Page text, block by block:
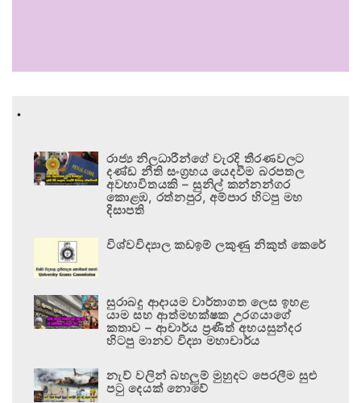
.
රාජ්‍ය නිලධාරීන්ගේ වැරදි තීරණවලට
දණ්ඩ නීති සංග්‍රහය යෙදවීම බරපතල
අවභාවිතයකි – සුනිල් කන්නන්ගර
කොළඹ, රත්නපුර, අම්පාර හිටපු මහ
දිසාපති
විශ්වවිද්‍යාල කඩඉම් ලකුණු නිකුත් කෙරේ
සුරාබදු ආදායම වාර්තාගත ලෙස ඉහළ
යාම සහ ආත්මභක්ෂක උරගයාගේ
කතාව – ආචාර්ය ප්‍රණීත් අභයසුන්දර
හිටපු මානව විද්‍යා මහාචාර්ය
නැව් වලින් බහලුම් මුහුදට පෙරලීම සුළු
පටු දෙයක් නොවේ